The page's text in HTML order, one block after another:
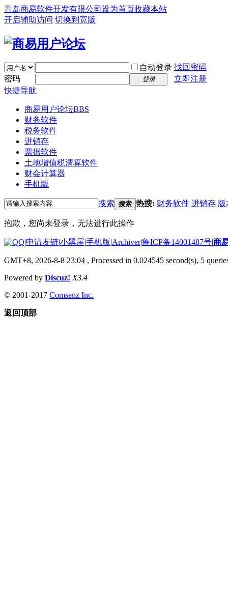
青岛商易软件开发有限公司 设为首页收藏本站
开启辅助访问 切换到宽版
自动登录 找回密码
密码
登录
立即注册
快捷导航
商易用户论坛BBS
财务软件
税务软件
进销存
票据软件
土地增值税清算软件
财会计算器
手机版
搜索 搜索 热搜: 财务软件 进销存 版
抱歉，您尚未登录，无法进行此操作
|申请友链|小黑屋|手机版|Archiver|鲁ICP备14001487号|商
GMT+8, 2026-8-8 23:04 , Processed in 0.024545 second(s), 5
Powered by Discuz! X3.4
© 2001-2017 Comsenz Inc.
返回顶部